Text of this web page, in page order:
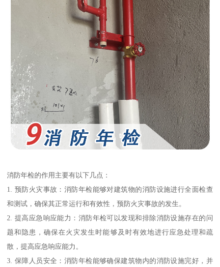
消防年检的作用主要有以下几点：
1. 预防火灾事故：消防年检能够对建筑物的消防设施进行全面检查
和测试，确保其正常运行和有效性，预防火灾事故的发生。
2. 提高应急响应能力：消防年检可以发现和排除消防设施存在的问
题和隐患，确保在火灾发生时能够及时有效地进行应急处理和疏
散，提高应急响应能力。
3. 保障人员安全：消防年检能够确保建筑物内的消防设施完好，并